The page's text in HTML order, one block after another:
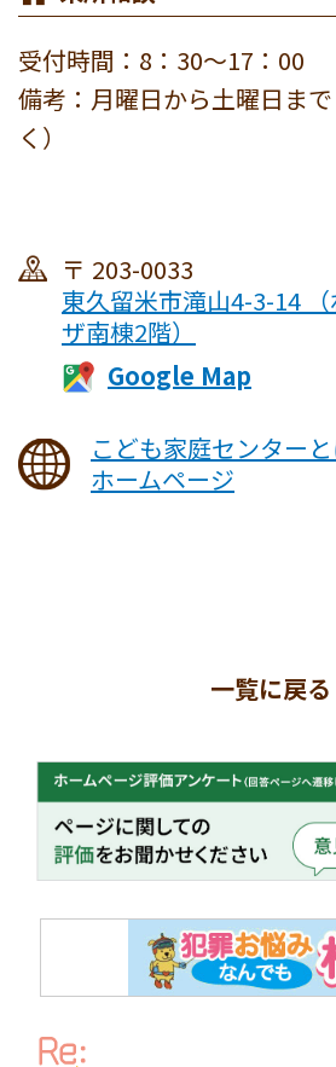
受付時間：8：30～17：00
備考：月曜日から土曜日ま
く）
203-0033
東久留米市滝山4-3-14
ザ南棟2階）
こども家庭センター
ホームページ
一覧に戻る